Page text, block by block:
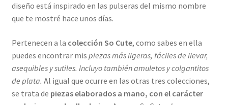
diseño está inspirado en las pulseras del mismo nombre
que te mostré hace unos días.
Pertenecen a la colección So Cute, como sabes en ella
puedes encontrar mis piezas más ligeras, fáciles de llevar,
asequibles y sutiles. Incluyo también amuletos y colgantitos
de plata. Al igual que ocurre en las otras tres colecciones,
se trata de piezas elaborados a mano, con el carácter